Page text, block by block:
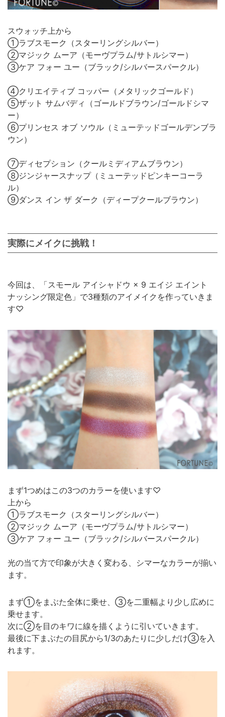
スウォッチ上から
①ラブスモーク（スターリングシルバー）
②マジック ムーア（モーヴプラム/サトルシマー）
③ケア フォー ユー（ブラック/シルバースパークル）
④クリエイティブ コッパー（メタリックゴールド）
⑤ザット サムバディ（ゴールドブラウン/ゴールドシマ
ー）
⑥プリンセス オブ ソウル（ミューテッドゴールデンブラ
ウン）
⑦ディセプション（クールミディアムブラウン）
⑧ジンジャースナップ（ミューテッドピンキーコーラ
ル）
⑨ダンス イン ザ ダーク（ディープクールブラウン）
実際にメイクに挑戦！
今回は、「スモール アイシャドウ × 9 エイジ エイント
ナッシング限定色」で3種類のアイメイクを作っていきま
す♡
まず1つめはこの3つのカラーを使います♡
上から
①ラブスモーク（スターリングシルバー）
②マジック ムーア（モーヴプラム/サトルシマー）
③ケア フォー ユー（ブラック/シルバースパークル）
光の当て方で印象が大きく変わる、シマーなカラーが揃い
ます。
まず①をまぶた全体に乗せ、③を二重幅より少し広めに
乗せます。
次に②を目のキワに線を描くように引いていきます。
最後に下まぶたの目尻から1/3のあたりに少しだけ③を入
れます。